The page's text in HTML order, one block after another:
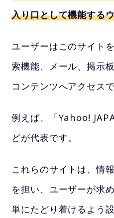
入り口として機能する
ユーザーはこのサイト
索機能、メール、掲示
コンテンツへアクセスで
例えば、「Yahoo!
どが代表です。
これらのサイトは、情
を担い、ユーザーが求
単にたどり着けるよう